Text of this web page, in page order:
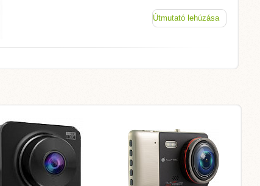
Útmutató lehúzása